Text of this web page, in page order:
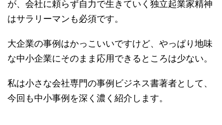
が、会社に頼らず自力で生きていく独立起業家精神
はサラリーマンも必須です。
大企業の事例はかっこいいですけど、やっぱり地味
な中小企業にそのまま応用できるところは少ない。
私は小さな会社専門の事例ビジネス書著者として、
今回も中小事例を深く濃く紹介します。